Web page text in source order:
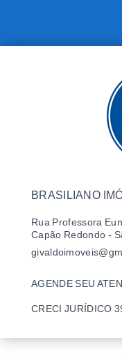
BRASILIANO
Rua Professora
Capão Redondo -
AGENDE SEU
CRECI JURÍDICO